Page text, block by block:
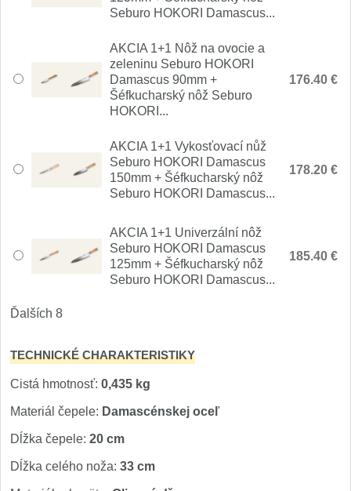
Brúsky na nože 9
Doplnky a diely 4
Seburo HOKORI Damascus...
AKCIA 1+1 Nôž na ovocie a
zeleninu Seburo HOKORI
Damascus 90mm +
Šéfkucharský nôž Seburo
HOKORI...
176.40 €
AKCIA 1+1 Vykosťovací nůž
Seburo HOKORI Damascus
150mm + Šéfkucharský nôž
Seburo HOKORI Damascus...
178.20 €
AKCIA 1+1 Univerzální nôž
Seburo HOKORI Damascus
125mm + Šéfkucharský nôž
Seburo HOKORI Damascus...
185.40 €
Ďalších 8
TECHNICKÉ CHARAKTERISTIKY
Cistá hmotnosť: 0,435 kg
Materiál čepele: Damascénskej oceľ
Dĺžka čepele: 20 cm
Dĺžka celého noža: 33 cm